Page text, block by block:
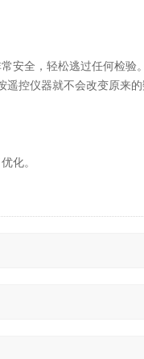
安全，轻松逃过任何检验。
控仪器就不会改变原来的
化。